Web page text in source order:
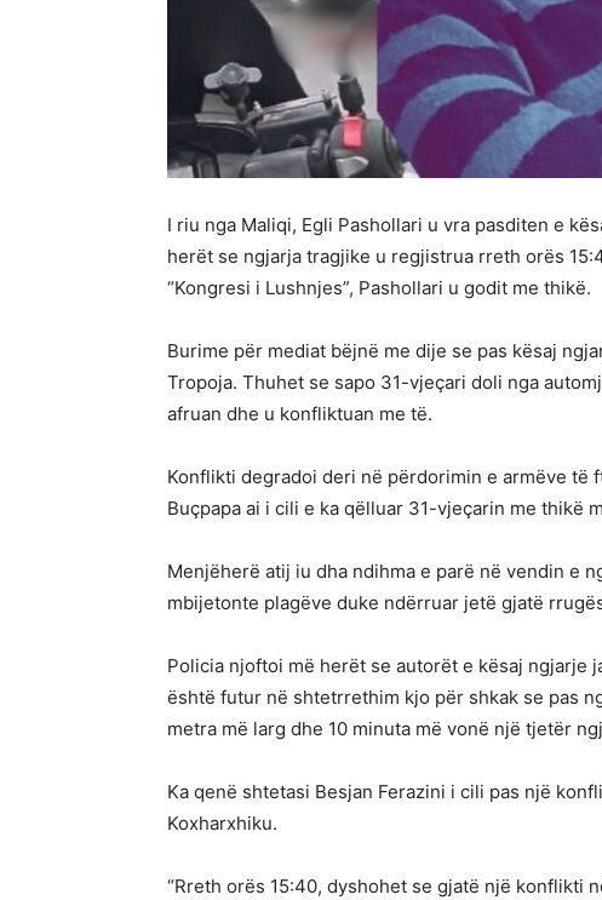
I riu nga Maliqi, Egli Pashollari u vra pasditen e
herët se ngjarja tragjike u regjistrua rreth orës
“Kongresi i Lushnjes”, Pashollari u godit me thikë.
Burime për mediat bëjnë me dije se pas kësaj
Tropoja. Thuhet se sapo 31-vjeçari doli nga
afruan dhe u konfliktuan me të.
Konflikti degradoi deri në përdorimin e armëve të
Buçpapa ai i cili e ka qëlluar 31-vjeçarin me thikë
Menjëherë atij iu dha ndihma e parë në vendin e
mbijetonte plagëve duke ndërruar jetë gjatë
Policia njoftoi më herët se autorët e kësaj ngjarje
është futur në shtetrrethim kjo për shkak se pas
metra më larg dhe 10 minuta më vonë një tjetër
Ka qenë shtetasi Besjan Ferazini i cili pas një
Koxharxhiku.
“Rreth orës 15:40, dyshohet se gjatë një konflikti